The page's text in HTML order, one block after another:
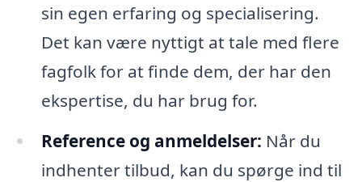
sin egen erfaring og specialisering.
Det kan være nyttigt at tale med flere
fagfolk for at finde dem, der har den
ekspertise, du har brug for.
Reference og anmeldelser: Når du
indhenter tilbud, kan du spørge ind til